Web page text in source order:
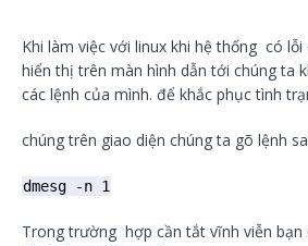
Khi làm việc với linux khi hệ thống có
hiển thị trên màn hình dẫn tới chúng ta
các lệnh của mình. để khắc phục tình
chúng trên giao diện chúng ta gõ lệnh
dmesg -n 1
Trong trường hợp cần tắt vĩnh viễn bạn